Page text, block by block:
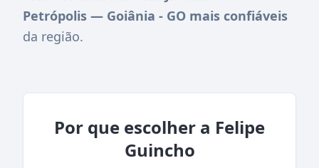
Petrópolis — Goiânia - GO mais confiáveis
da região.
Por que escolher a Felipe
Guincho